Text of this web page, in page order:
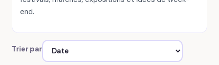
end.
Trier par